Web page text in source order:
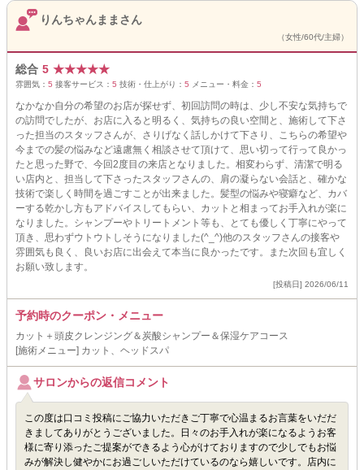
りんちゃんままさん
（女性/60代/主婦）
総合 5 ★★★★★
雰囲気： 5 接客サービス： 5 技術・仕上がり： 5 メニュー・料金： 5
なかなか自分の希望のお店が探せず、初回訪問の時は、少し不安な気持ちで
の訪問でしたが、お店に入ると明るく、気持ちの良い空間と、施術して下さ
った担当のスタッフさんが、さりげなく話しかけて下さり、こちらの希望や
今までの髪の悩みなど遠慮無く相談させて頂けて、思い切って行って良かっ
たと思った野で、今回2度目の来店となりました。相変わらず、清潔で明る
い店内と、担当して下さったスタッフさんの、肩の凝らない会話と、確かな
技術で楽しく時間を過ごすことが出来ました。髪型の悩みや寝癖など、カバ
ーする乾かし方もアドバイスしてもらい、カットと相まってお手入れが楽に
なりました。シャンプーやトリートメント等も、とても優しく丁寧にやって
頂き、思わずウトウトしそうになりました(^_^)他のスタッフさんの接客や
雰囲気も良く、良いお店に出会えて本当に良かったです。また次回も宜しく
お願い致します。
[投稿日] 2026/06/11
予約時のクーポン・メニュー
カット＋頭皮クレンジング＆炭酸シャンプー＆保湿ケアコース
[施術メニュー] カット、ヘッドスパ
サロンからの返信コメント
この度は口コミ投稿にご協力いただきご丁寧で心温まるお言葉をいだだ
きましてありがとうございました。日々のお手入れが楽になるようお客
様に寄り添ったご提案ができるよう心がけておりますので少しでもお悩
みが解決し健やかにお過ごしいただけているのなら嬉しいです。店内に